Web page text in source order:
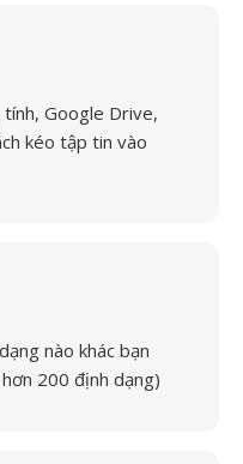
Google Drive,
kéo tập tin vào
nào khác bạn
200 định dạng)